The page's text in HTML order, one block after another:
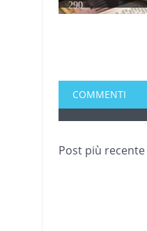
290...
COMMENTI
Post più recente